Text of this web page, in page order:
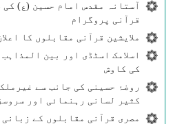
آستانہ مقدس امام حسین (ع)
قرآنی پروگرام
ملایشین قرآنی مقابلوں کا
اسلامک اسٹڈی اور بین
کی کاوش
روضۂ حسینی کی جانب سے
کثیر لسانی رہنمائی اور سروسز
مصری قرآنی مقابلوں کے زبانی